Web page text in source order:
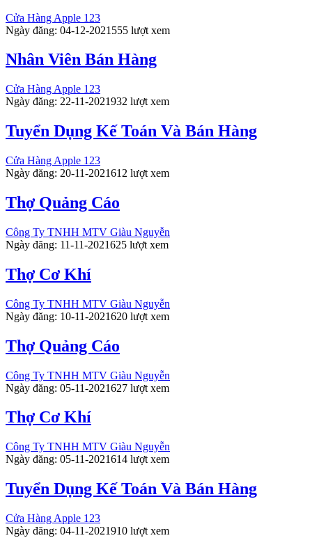
Cửa Hàng Apple 123
Ngày đăng: 04-12-2021 555 lượt xem
Nhân Viên Bán Hàng
Cửa Hàng Apple 123
Ngày đăng: 22-11-2021932 lượt xem
Tuyển Dụng Kế Toán Và Bán Hàng
Cửa Hàng Apple 123
Ngày đăng: 20-11-2021612 lượt xem
Thợ Quảng Cáo
Công Ty TNHH MTV Giàu Nguyễn
Ngày đăng: 11-11-2021625 lượt xem
Thợ Cơ Khí
Công Ty TNHH MTV Giàu Nguyễn
Ngày đăng: 10-11-2021620 lượt xem
Thợ Quảng Cáo
Công Ty TNHH MTV Giàu Nguyễn
Ngày đăng: 05-11-2021627 lượt xem
Thợ Cơ Khí
Công Ty TNHH MTV Giàu Nguyễn
Ngày đăng: 05-11-2021614 lượt xem
Tuyển Dụng Kế Toán Và Bán Hàng
Cửa Hàng Apple 123
Ngày đăng: 04-11-2021910 lượt xem